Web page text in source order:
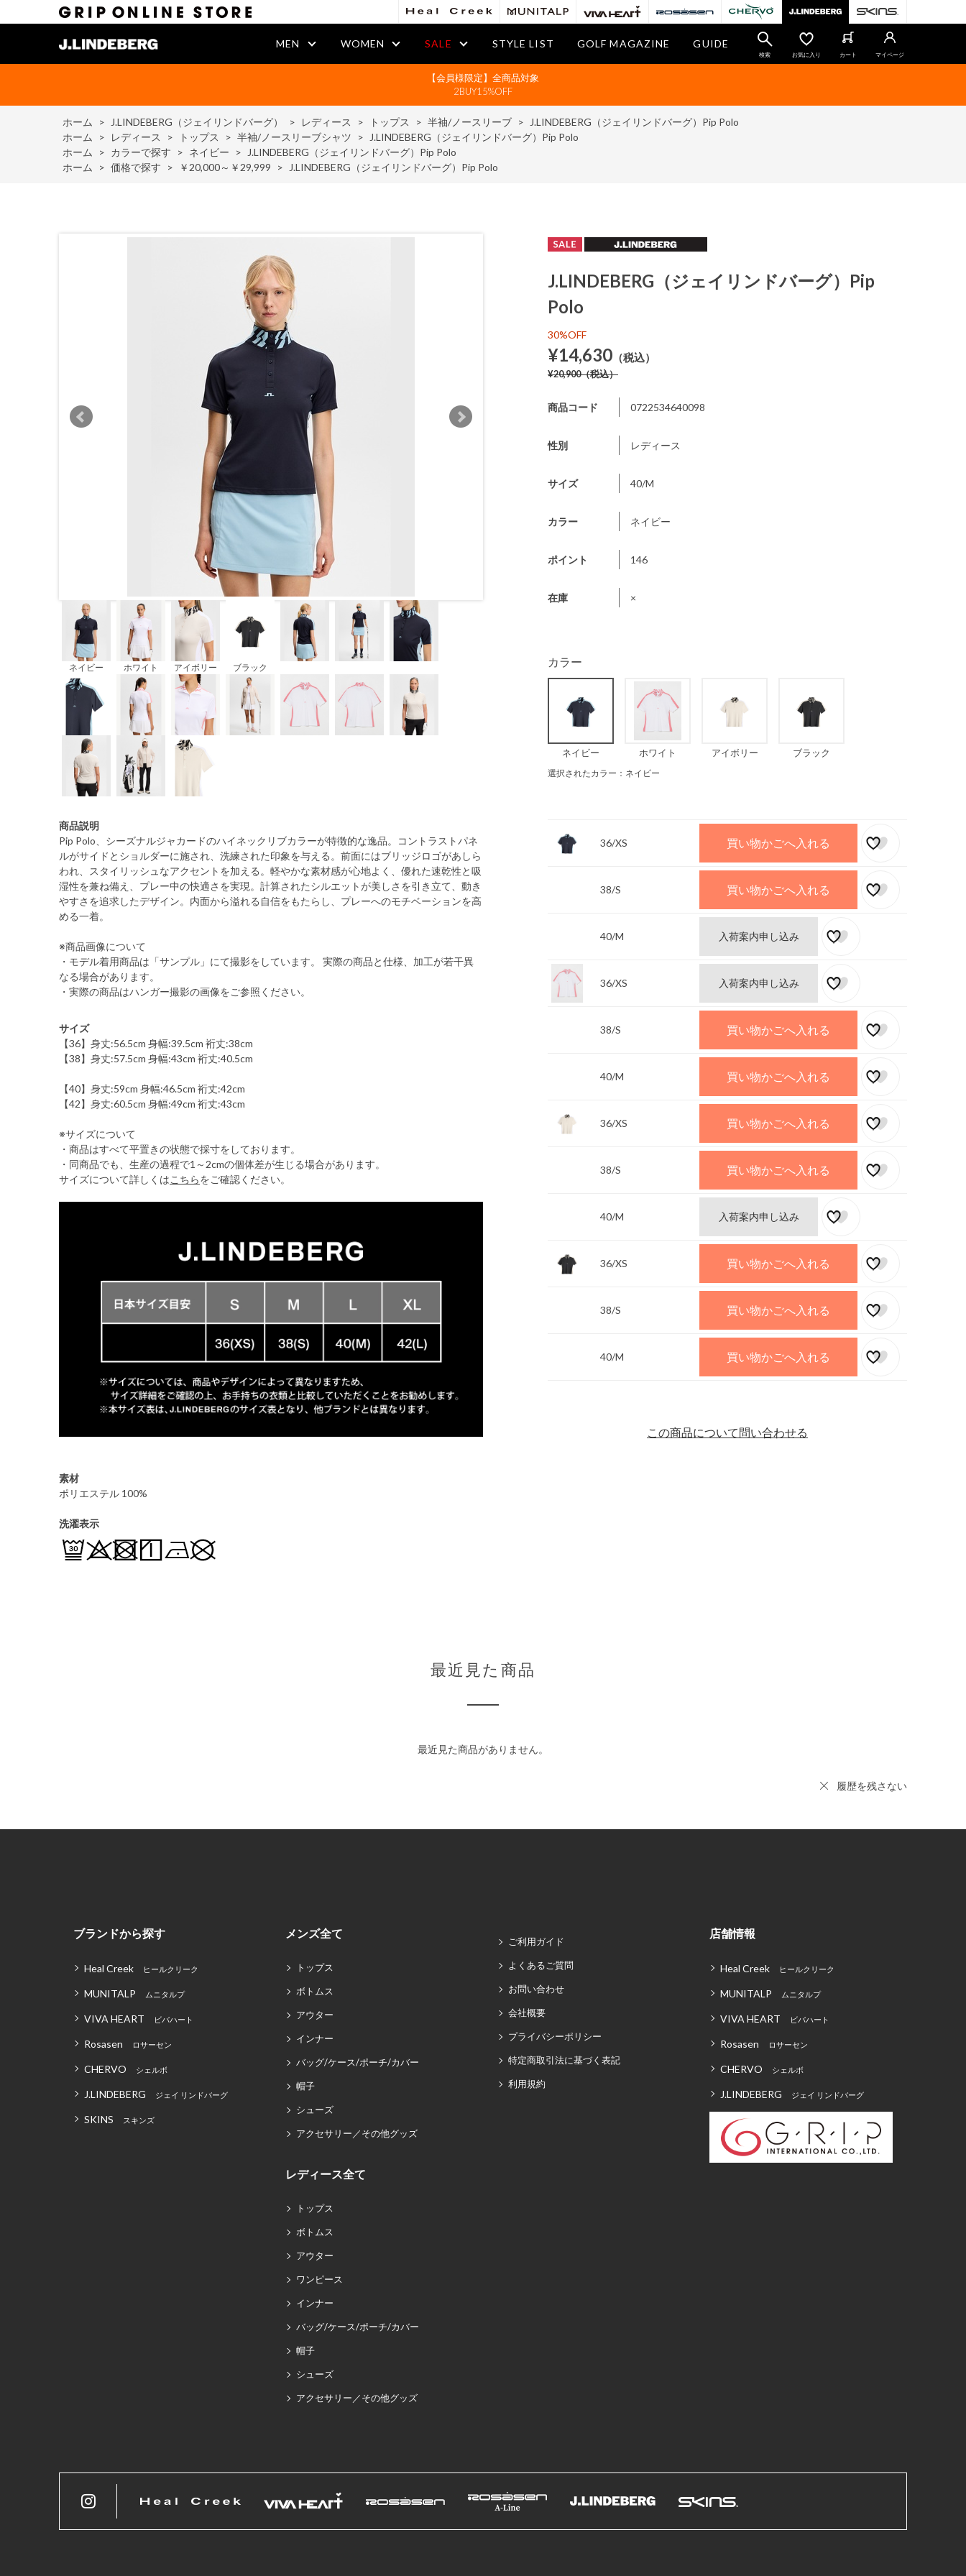
MEN WOMEN SALE STYLE LIST GOLF MAGAZINE GUIDE
検索 お気に入り カート マイページ
【会員様限定】全商品対象
2BUY15%OFF
ホーム > J.LINDEBERG（ジェイリンドバーグ） > レディース > トップス > 半袖/ノースリーブ >
J.LINDEBERG（ジェイリンドバーグ）Pip Polo
ホーム
> レディース > トップス > 半袖/ノースリーブシャツ >
J.LINDEBERG（ジェイリンドバーグ）Pip Polo
ホーム
> カラーで探す > ネイビー >
J.LINDEBERG（ジェイリンドバーグ）Pip Polo
ホーム
> 価格で探す > ￥20,000～￥29,999 > J.LINDEBERG（ジェイリンドバーグ）Pip Polo
ネイビー ホワイト アイボリー ブラック
商品説明
Pip Polo、シーズナルジャカードのハイネックリブカラーが特徴的な逸品。コントラストパネ
ルがサイドとショルダーに施され、洗練された印象を与える。前面にはブリッジロゴがあしら
われ、スタイリッシュなアクセントを加える。軽やかな素材感が心地よく、優れた速乾性と吸
湿性を兼ね備え、プレー中の快適さを実現。計算されたシルエットが美しさを引き立て、動き
やすさを追求したデザイン。内面から溢れる自信をもたらし、プレーへのモチベーションを高
める一着。
※商品画像について
・モデル着用商品は「サンプル」にて撮影をしています。 実際の商品と仕様、加工が若干異
なる場合があります。
・実際の商品はハンガー撮影の画像をご参照ください。
サイズ
【36】身丈:56.5cm 身幅:39.5cm 裄丈:38cm
【38】身丈:57.5cm 身幅:43cm 裄丈:40.5cm
【40】身丈:59cm 身幅:46.5cm 裄丈:42cm
【42】身丈:60.5cm 身幅:49cm 裄丈:43cm
※サイズについて
・商品はすべて平置きの状態で採寸をしております。
・同商品でも、生産の過程で1～2cmの個体差が生じる場合があります。
サイズについて詳しくはこちらをご確認ください。
素材
ポリエステル 100%
洗濯表示
J.LINDEBERG（ジェイリンドバーグ）Pip
Polo
30%OFF
¥14,630 （税込）
¥20,900（税込）
商品コード 0722534640098
性別 レディース
サイズ 40/M
カラー ネイビー
ポイント 146
在庫 ×
カラー
ネイビー ホワイト アイボリー ブラック
選択されたカラー：ネイビー
36/XS 買い物かごへ入れる
38/S 買い物かごへ入れる
40/M 入荷案内申し込み
36/XS 入荷案内申し込み
38/S 買い物かごへ入れる
40/M 買い物かごへ入れる
36/XS 買い物かごへ入れる
38/S 買い物かごへ入れる
40/M 入荷案内申し込み
36/XS 買い物かごへ入れる
38/S 買い物かごへ入れる
40/M 買い物かごへ入れる
この商品について問い合わせる
最近見た商品
最近見た商品がありません。
履歴を残さない
ブランドから探す
Heal Creek ヒールクリーク
MUNITALP ムニタルプ
VIVA HEART ビバハート
Rosasen ロサーセン
CHERVO シェルボ
J.LINDEBERG ジェイ リンドバーグ
SKINS スキンズ
メンズ全て
トップス
ボトムス
アウター
インナー
バッグ/ケース/ポーチ/カバー
帽子
シューズ
アクセサリー／その他グッズ
レディース全て
トップス
ボトムス
アウター
ワンピース
インナー
バッグ/ケース/ポーチ/カバー
帽子
シューズ
アクセサリー／その他グッズ
ご利用ガイド
よくあるご質問
お問い合わせ
会社概要
プライバシーポリシー
特定商取引法に基づく表記
利用規約
店舗情報
Heal Creek ヒールクリーク
MUNITALP ムニタルプ
VIVA HEART ビバハート
Rosasen ロサーセン
CHERVO シェルボ
J.LINDEBERG ジェイ リンドバーグ